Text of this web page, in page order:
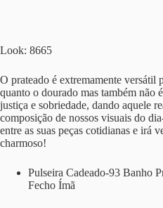
Look: 8665
O prateado é extremamente versátil
quanto o dourado mas também não
justiça e sobriedade, dando aquele
composição de nossos visuais do
entre as suas peças cotidianas e irá
charmoso!
Pulseira Cadeado-93 Banho
Fecho Ímã